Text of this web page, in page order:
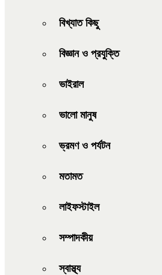
বিখ্যাত কিছু
বিজ্ঞান ও প্রযুক্তি
ভাইরাল
ভালো মানুষ
ভ্রমণ ও পর্যটন
মতামত
লাইফস্টাইল
সম্পাদকীয়
স্বাস্থ্য